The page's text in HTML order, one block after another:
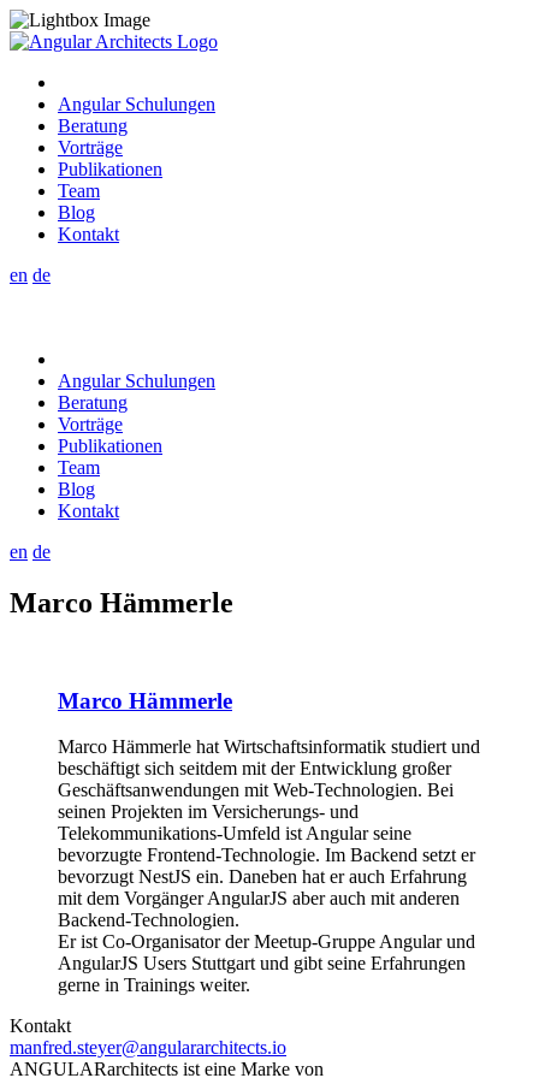
Angular Schulungen
Beratung
Vorträge
Publikationen
Team
Blog
Kontakt
en de
Angular Schulungen
Beratung
Vorträge
Publikationen
Team
Blog
Kontakt
en de
Marco Hämmerle
Marco Hämmerle
Marco Hämmerle hat Wirtschaftsinformatik studiert und
beschäftigt sich seitdem mit der Entwicklung großer
Geschäftsanwendungen mit Web-Technologien. Bei
seinen Projekten im Versicherungs- und
Telekommunikations-Umfeld ist Angular seine
bevorzugte Frontend-Technologie. Im Backend setzt er
bevorzugt NestJS ein. Daneben hat er auch Erfahrung
mit dem Vorgänger AngularJS aber auch mit anderen
Backend-Technologien.
Er ist Co-Organisator der Meetup-Gruppe Angular und
AngularJS Users Stuttgart und gibt seine Erfahrungen
gerne in Trainings weiter.
Kontakt
manfred.steyer@angulararchitects.io
ANGULARarchitects ist eine Marke von